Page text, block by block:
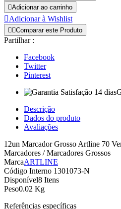
Adicionar ao carrinho
Adicionar à Wishlist
 Comparar este Produto
Partilhar :
Facebook
Twitter
Pinterest
Descrição
Dados do produto
Avaliações
12un Marcador Grosso Artline 70
Marcadores / Marcadores Grossos
MarcaARTLINE
Código Interno 1301073-N
Disponível8 Itens
Peso0.02 Kg
Referências específicas